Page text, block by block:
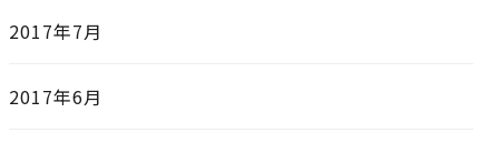
2017年7月
2017年6月